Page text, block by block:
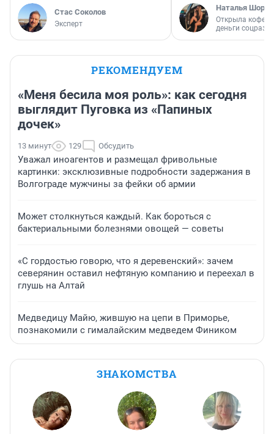
Стас Соколов
Эксперт
Наталья
Открыла
деньги
РЕКОМЕНДУЕМ
«Меня бесила моя роль»: как сегодня
выглядит Пуговка из «Папиных
дочек»
13 минут 129 Обсудить
Уважал иноагентов и размещал фривольные
картинки: эксклюзивные подробности задержания в
Волгограде мужчины за фейки об армии
Может столкнуться каждый. Как бороться с
бактериальными болезнями овощей — советы
«С гордостью говорю, что я деревенский»: зачем
северянин оставил нефтяную компанию и переехал в
глушь на Алтай
Медведицу Майю, жившую на цепи в Приморье,
познакомили с гималайским медведем Фиником
ЗНАКОМСТВА